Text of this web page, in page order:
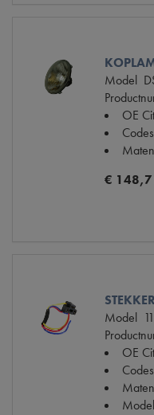
Model
OE
Codes
Maten
€
Model
OE
Codes
Maten